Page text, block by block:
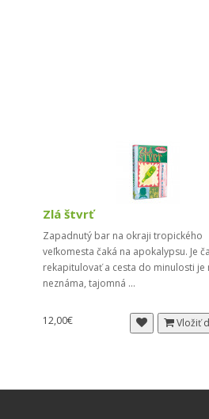
Zlá štvrť
Zapadnutý bar na okraji tropického
veľkomesta čaká na apokalypsu. Je
rekapitulovať a cesta do minulosti je
neznáma, tajomná ...
12,00€ Vložiť